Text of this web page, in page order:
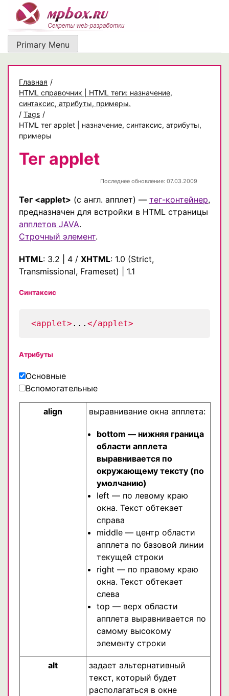
content
Primary Menu
Главная /
HTML справочник | HTML теги: назначение,
синтаксис, атрибуты, примеры.
/ Tags /
HTML тег applet | назначение, синтаксис, атрибуты,
примеры
Тег applet
Последнее обновление: 07.03.2009
Тег <applet> (с англ. апплет) — тег-контейнер,
предназначен для встройки в HTML страницы
апплетов JAVA.
Строчный элемент.
HTML: 3.2 4 / XHTML: 1.0 (Strict,
Transmissional, Frameset) | 1.1
Синтаксис
<applet> ... </applet>
Атрибуты
Основные
Вспомогательные
align выравнивание окна апплета:
bottom — нижняя граница
области апплета
выравнивается по
окружающему тексту (по
умолчанию)
left — по левому краю
окна. Текст обтекает
справа
middle — центр области
апплета по базовой линии
текущей строки
right — по правому краю
окна. Текст обтекает
слева
top — верх области
апплета выравнивается по
самому высокому
элементу строки
alt
задает альтернативный
текст, который будет
располагаться в окне